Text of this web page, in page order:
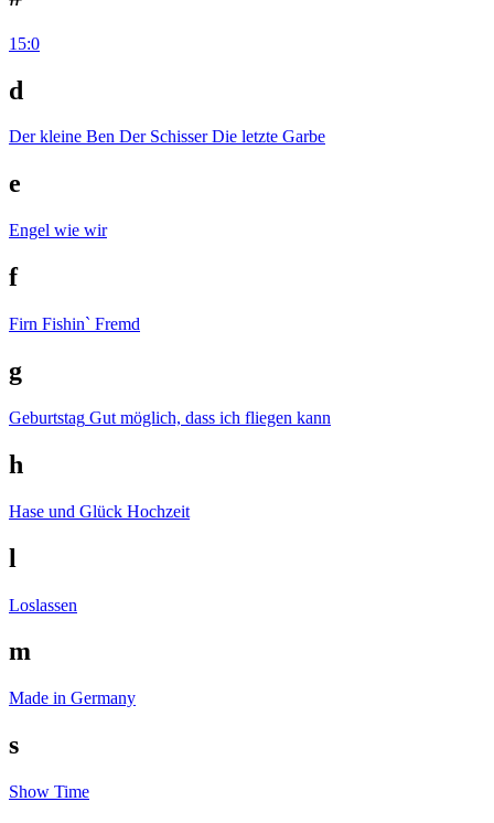
15:0
d
Der kleine Ben Der Schisser Die letzte Garbe
e
Engel wie wir
f
Firn Fishin` Fremd
g
Geburtstag Gut möglich, dass ich fliegen kann
h
Hase und Glück Hochzeit
l
Loslassen
m
Made in Germany
s
Show Time